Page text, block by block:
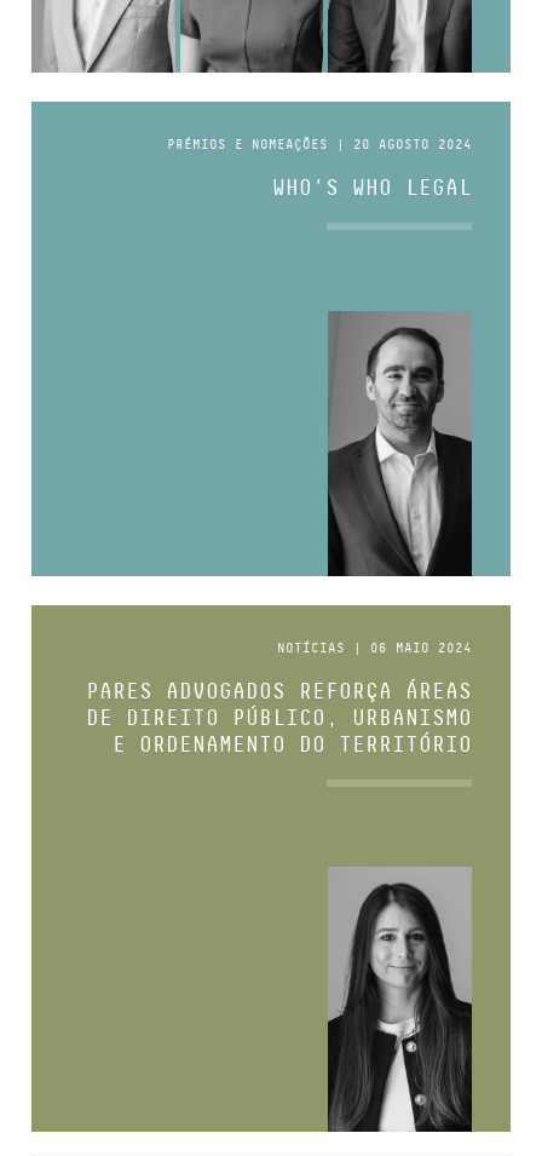
PRÉMIOS E NOMEAÇÕES | 20 AGOSTO 2024
WHO’S WHO LEGAL
NOTÍCIAS | 06 MAIO 2024
PARES ADVOGADOS REFORÇA ÁREAS
DE DIREITO PÚBLICO, URBANISMO
E ORDENAMENTO DO TERRITÓRIO